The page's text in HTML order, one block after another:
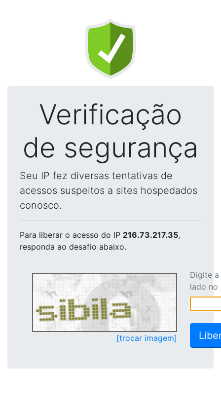
Verificação
de segurança
Seu IP fez diversas tentativas de
acessos suspeitos a sites hospedados
conosco.
Para liberar o acesso do IP 216.73.217.35,
responda ao desafio abaixo.
[trocar imagem]
Digite
lado no